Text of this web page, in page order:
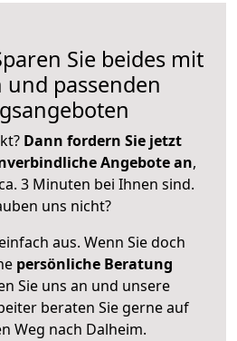
Sie beides mit
und passenden
Dann fordern Sie jetzt
Angebote an,
3 Minuten bei Ihnen sind.
uns nicht?
aus. Wenn Sie doch
persönliche Beratung
Sie uns an und unsere
beraten Sie gerne auf
Weg nach Dalheim.